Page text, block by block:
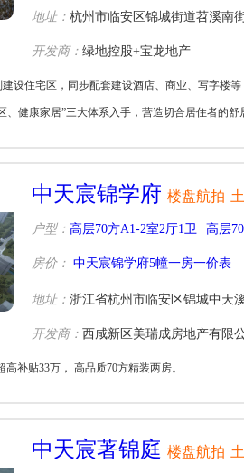
地址： 杭州市临安区锦城街道苕溪南
开发商： 绿地控股+宝龙地产
设住宅区，同步配套建设酒店、商业、写字楼
、健康家居”三大体系入手，营造切合居住者的
中天宸锦学府 楼盘航拍
户型： 高层70方A1-2室2厅1卫 高层
房价： 中天宸锦学府5幢一房一价表
地址： 浙江省杭州市临安区锦城中天
开发商： 西咸新区美瑞成房地产有限
补贴33万， 高品质70方精装两房。
中天宸著锦庭 楼盘航拍